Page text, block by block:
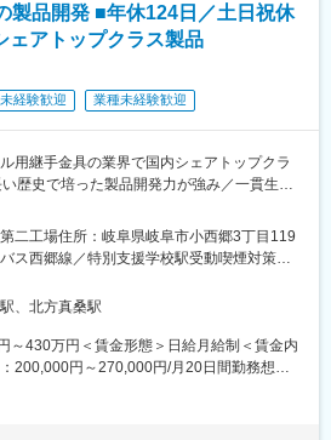
当検査品の入庫状況を確認し、上長の指示
の上、担当いただきます。
づいた定期審査／社内会議等に必要な書類
類の改訂・見直しを行います。
て、製品知識や基本的な業務の流れを習得
の後OJT形式で先輩に同行して頂きながら
す。
祝休み／残業月平均10時間／充実の福利厚
て働くことができる環境です。
製品開発 ■年休124日／土日祝休
ェアトップクラス製品
経験歓迎 業種未経験歓迎
用継手金具の業界で国内シェアトップクラ
歴史で培った製品開発力が強み／一貫生産
製品開発を行う開発部にて、コンクリート
新製品の開発、改良の業務をお任せしま
、試作、検証（製作工程、コスト見積、技
二工場住所：岐阜県岐阜市小西郷3丁目119
ス西郷線／特別支援学校駅受動喫煙対策：
囲：会社の定める事業所
、北方真桑駅
～430万円＜賃金形態＞日給月給制＜賃金内
200,000円～270,000円/月20日間勤務想定